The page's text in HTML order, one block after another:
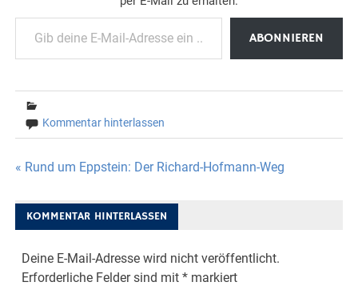
Gib deine E-Mail-Adresse ein ...
ABONNIEREN
Kommentar hinterlassen
Beitragsnavigation
« Rund um Eppstein: Der Richard-Hofmann-Weg
KOMMENTAR HINTERLASSEN
Deine E-Mail-Adresse wird nicht veröffentlicht.
Erforderliche Felder sind mit* markiert